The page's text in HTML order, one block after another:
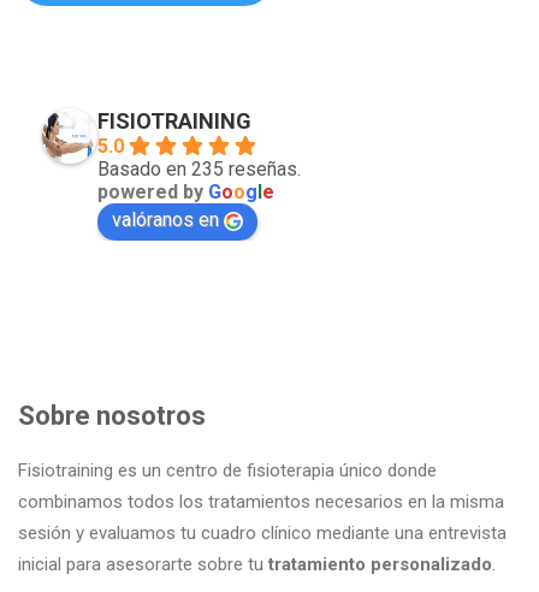
FISIOTRAINING
5.0
Basado en 235 reseñas.
powered by Google
valóranos en
Sobre nosotros
Fisiotraining es un centro de fisioterapia único donde
combinamos todos los tratamientos necesarios en la misma
sesión y evaluamos tu cuadro clínico mediante una entrevista
inicial para asesorarte sobre tu tratamiento personalizado.